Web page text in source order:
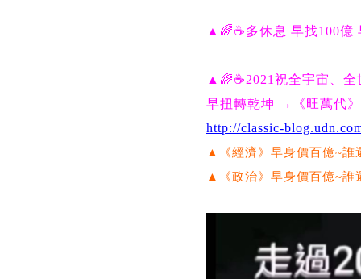
▲🌈☕多休息 早找100億
▲🌈☕2021祝全宇宙、
早扭轉乾坤 →《旺萬代》
http://classic-
▲《經濟》早身價百億~誰
▲《政治》早身價百億~誰